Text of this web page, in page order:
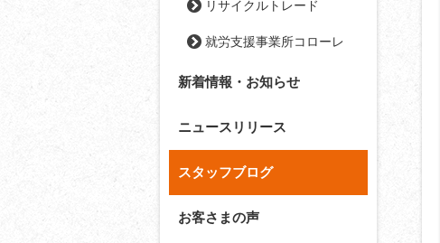
リサイクルトレード
就労支援事業所コローレ
新着情報・お知らせ
ニュースリリース
スタッフブログ
お客さまの声